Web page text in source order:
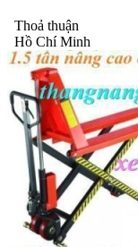
Thoả thuận
Hồ Chí Minh